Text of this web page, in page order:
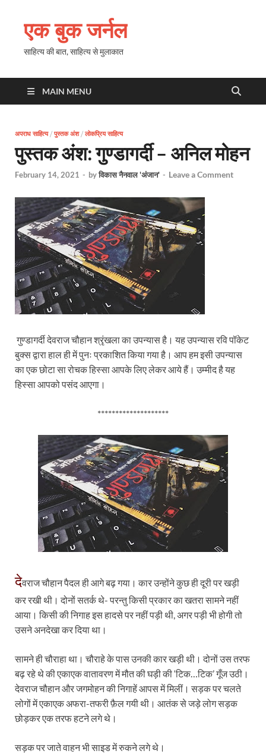
एक बुक जर्नल
साहित्य की बात, साहित्य से मुलाकात
MAIN MENU
अपराध साहित्य/ पुस्तक अंश/ लोकप्रिय साहित्य
पुस्तक अंश: गुण्डागर्दी – अनिल मोहन
February 14, 2021 - byविकास नैनवाल 'अंजान' - Leave a Comment
गुण्डागर्दी देवराज चौहान श्रृंखला का उपन्यास है। यह उपन्यास रवि पॉकेट
बुक्स द्वारा हाल ही में पुनः प्रकाशित किया गया है। आप हम इसी उपन्यास
का एक छोटा सा रोचक हिस्सा आपके लिए लेकर आये हैं। उम्मीद है यह
हिस्सा आपको पसंद आएगा।
********************
देवराज चौहान पैदल ही आगे बढ़ गया। कार उन्होंने कुछ ही दूरी पर खड़ी
कर रखी थी। दोनों सतर्क थे- परन्तु किसी प्रकार का खतरा सामने नहीं
आया। किसी की निगाह इस हादसे पर नहीं पड़ी थी, अगर पड़ी भी होगी तो
उसने अनदेखा कर दिया था।
सामने ही चौराहा था। चौराहे के पास उनकी कार खड़ी थी। दोनों उस तरफ
बढ़ रहे थे की एकाएक वातावरण में मौत की घड़ी की ‘टिक…टिक’ गूँज उठी।
देवराज चौहान और जगमोहन की निगाहें आपस में मिलीं। सड़क पर चलते
लोगों में एकाएक अफरा-तफरी फ़ैल गयी थी। आतंक से जड़े लोग सड़क
छोड़कर एक तरफ हटने लगे थे।
सड़क पर जाते वाहन भी साइड में रुकने लगे थे।